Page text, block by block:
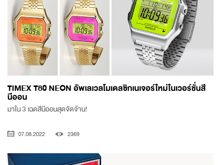
TIMEX T80 NEON อัพเลเวลโมเดลซิกเนเจอร์ใหม่ในเวอร์ชั่นสี
นีออน
มาใน 3 เฉดสีนีออนสุดจัดจ้าน!
07.08.2022 2369